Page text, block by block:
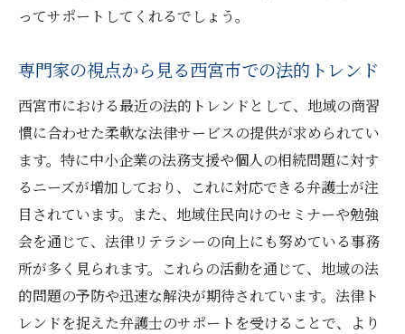
ってサポートしてくれるでしょう。
専門家の視点から見る西宮市での法的トレンド
西宮市における最近の法的トレンドとして、地域の商習
慣に合わせた柔軟な法律サービスの提供が求められてい
ます。特に中小企業の法務支援や個人の相続問題に対す
るニーズが増加しており、これに対応できる弁護士が注
目されています。また、地域住民向けのセミナーや勉強
会を通じて、法律リテラシーの向上にも努めている事務
所が多く見られます。これらの活動を通じて、地域の法
的問題の予防や迅速な解決が期待されています。法律ト
レンドを捉えた弁護士のサポートを受けることで、より